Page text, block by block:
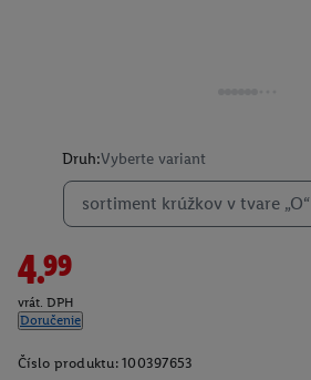
Druh:Vyberte variant
sortiment krúžkov v tvare „O“
4.99
vrát. DPH
Doručenie
Číslo produktu: 100397653